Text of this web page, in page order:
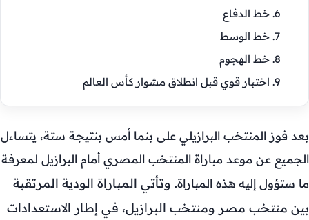
خط الدفاع
خط الوسط
خط الهجوم
اختبار قوي قبل انطلاق مشوار كأس العالم
بعد فوز المنتخب البرازيلي على بنما أمس بنتيجة ستة، يتساءل
الجميع عن موعد مباراة المنتخب المصري أمام البرازيل لمعرفة
ما ستؤول إليه هذه المباراة. وتأتي المباراة الودية المرتقبة
بين منتخب مصر ومنتخب البرازيل، في إطار الاستعدادات